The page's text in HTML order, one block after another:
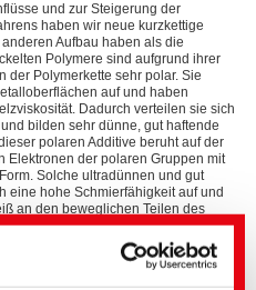
und zur Steigerung der
haben wir neue kurzkettige
Aufbau haben als die
Polymere sind aufgrund ihrer
der Polymerkette sehr polar. Sie
auf und haben
Dadurch verteilen sie sich
bilden sehr dünne, gut haftende
polaren Additive beruht auf der
Elektronen der polaren Gruppen mit
Solche ultradünnen und gut
eine hohe Schmierfähigkeit auf und
an den beweglichen Teilen des
bei. Darüber hinaus weisen sie ein
des Gießprozesses auf. Nach dem
werden bei der nächsten